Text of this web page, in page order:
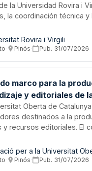
la Universidad Rovira i
la coordinación técnica
la capacidad
por varios
Rovira i Virgili
· Pinós· Pub. 31/07/2026
marco para la
y editoriales de
Oberta de
destinados a la
y recursos editoriales. El
detalladas. Los
conforme al modelo
per a la Universitat
· Pinós· Pub. 31/07/2026